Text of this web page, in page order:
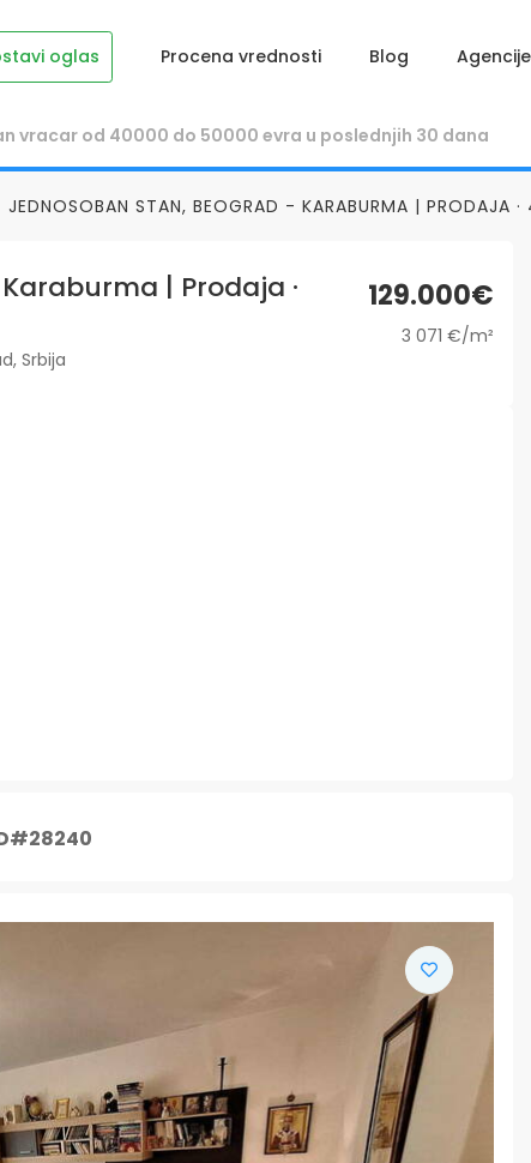
oglas Procena vrednosti Blog Agencije
JEDNOSOBAN STAN, BEOGRAD - KARABURMA | PRODAJA
| Prodaja ·
Srbija
129.000€
3 071 €/m²